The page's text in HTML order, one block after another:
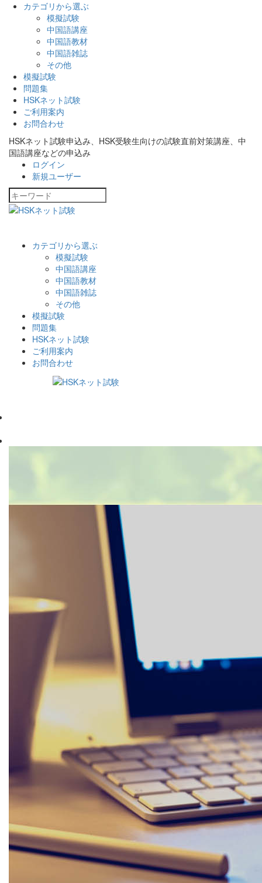
カテゴリから選ぶ
模擬試験
中国語講座
中国語教材
中国語雑誌
その他
模擬試験
問題集
HSKネット試験
ご利用案内
お問合わせ
HSKネット試験申込み、HSK受験生向けの試験直前対策講座、中
国語講座などの申込み
ログイン
新規ユーザー
カテゴリから選ぶ
模擬試験
中国語講座
中国語教材
中国語雑誌
その他
模擬試験
問題集
HSKネット試験
ご利用案内
お問合わせ